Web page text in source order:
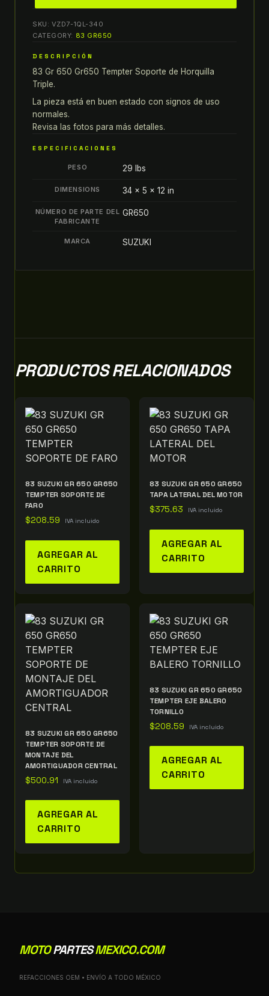
650
TEMPTER
SOPORTE
DE
HORQUILLA
TRIPLE
quantity
SKU: VZD7-1QL-340
CATEGORY: 83 GR650
DESCRIPCIÓN
83 Gr 650 Gr650 Tempter Soporte de Horquilla
Triple.
La pieza está en buen estado con signos de uso
normales.
Revisa las fotos para más detalles.
ESPECIFICACIONES
PESO 29 lbs
DIMENSIONS 34 × 5 × 12 in
NÚMERO DE PARTE DEL
FABRICANTE
GR650
MARCA SUZUKI
PRODUCTOS RELACIONADOS
83 SUZUKI GR 650 GR650
TEMPTER SOPORTE DE
FARO
$208.59 IVA incluido
AGREGAR AL
CARRITO
83 SUZUKI GR 650 GR650
TAPA LATERAL DEL MOTOR
$375.63 IVA incluido
AGREGAR AL
CARRITO
83 SUZUKI GR 650 GR650
TEMPTER SOPORTE DE
MONTAJE DEL
AMORTIGUADOR CENTRAL
$500.91 IVA incluido
AGREGAR AL
CARRITO
83 SUZUKI GR 650 GR650
TEMPTER EJE BALERO
TORNILLO
$208.59 IVA incluido
AGREGAR AL
CARRITO
MOTOPARTESMEXICO.COM
REFACCIONES OEM • ENVÍO A TODO MÉXICO